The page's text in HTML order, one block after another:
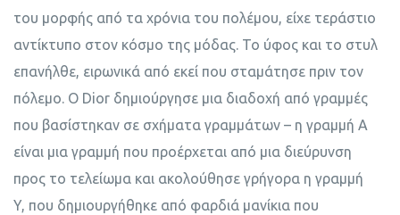
του μορφής από τα χρόνια του πολέμου, είχε τεράστιο
αντίκτυπο στον κόσμο της μόδας. Το ύφος και το στυλ
επανήλθε, ειρωνικά από εκεί που σταμάτησε πριν τον
πόλεμο. Ο Dior δημιούργησε μια διαδοχή από γραμμές
που βασίστηκαν σε σχήματα γραμμάτων – η γραμμή Α
είναι μια γραμμή που προέρχεται από μια διεύρυνση
προς το τελείωμα και ακολούθησε γρήγορα η γραμμή
Y, που δημιουργήθηκε από φαρδιά μανίκια που